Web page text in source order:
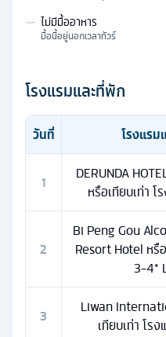
— ไม่มีมื้ออาหาร
มื้อนี้อยู่นอกเวลาทัวร์
โรงแรมและที่พัก
วันที่ โรงแรม
1
DERUNDA
หรือเทียบเท่า
2
Bi Peng Gou
Resort Hotel หรื
3-4*
3
Liwan
เทียบเท่า โร